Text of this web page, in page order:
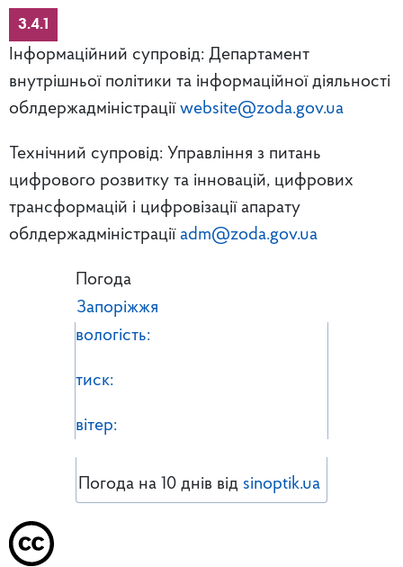
3.4.1
Інформаційний супровід: Департамент
внутрішньої політики та інформаційної діяльності
облдержадміністрації website@zoda.gov.ua
Технічний супровід: Управління з питань
цифрового розвитку та інновацій, цифрових
трансформацій і цифровізації апарату
облдержадміністрації adm@zoda.gov.ua
Погода
Запоріжжя
вологість:
тиск:
вітер:
Погода на 10 днів від sinoptik.ua